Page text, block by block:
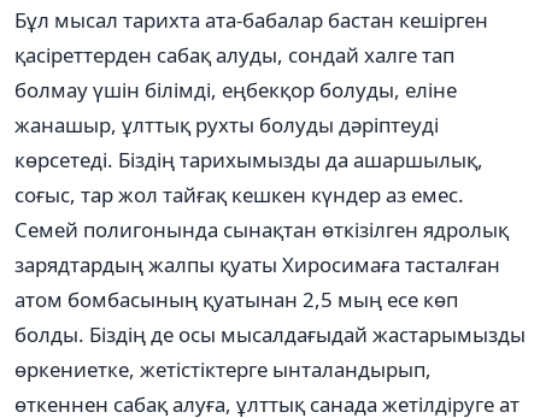
Бұл мысал тарихта ата-бабалар бастан кешірген
қасіреттерден сабақ алуды, сондай халге тап
болмау үшін білімді, еңбекқор болуды, еліне
жанашыр, ұлттық рухты болуды дәріптеуді
көрсетеді. Біздің тарихымызды да ашаршылық,
соғыс, тар жол тайғақ кешкен күндер аз емес.
Семей полигонында сынақтан өткізілген ядролық
зарядтардың жалпы қуаты Хиросимаға тасталған
атом бомбасының қуатынан 2,5 мың есе көп
болды. Біздің де осы мысалдағыдай жастарымызды
өркениетке, жетістіктерге ынталандырып,
өткеннен сабақ алуға, ұлттық санада жетілдіруге ат